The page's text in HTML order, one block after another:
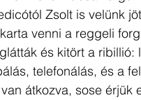
Zsolt is velünk
venni a reggeli
és kitört a
telefonálás, és a
átkozva, sose